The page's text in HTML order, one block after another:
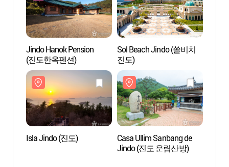
Jindo Hanok Pension
(진도한옥펜션)
Sol Beach Jindo (쏠비치
진도)
Isla Jindo (진도)
Casa Ullim Sanbang de
Jindo (진도 운림산방)